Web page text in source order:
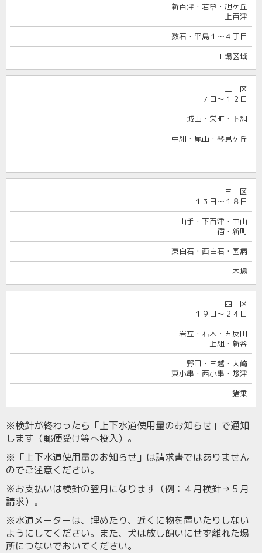
新百津・若草・旭ヶ丘
上百津
数石・平島１～４丁目
工場区域
二 区
７日～１２日
城山・栄町・下組
中組・尾山・琴見ヶ丘
三 区
１３日～１８日
山手・下百津・中山
宿・新町
東白石・西白石・国病
木場
四 区
１９日～２４日
岩立・石木・五反田
上組・新谷
野口・三越・大崎
東小串・西小串・惣津
猪乗
※検針が終わったら「上下水道使用量のお知らせ」で通知
します（郵便受け等へ投入）。
※「上下水道使用量のお知らせ」は請求書ではありません
のでご注意ください。
※お支払いは検針の翌月になります（例：４月検針→５月
請求）。
※水道メーターは、埋めたり、近くに物を置いたりしない
ようにしてください。また、犬は放し飼いにせず離れた場
所につないでおいてください。